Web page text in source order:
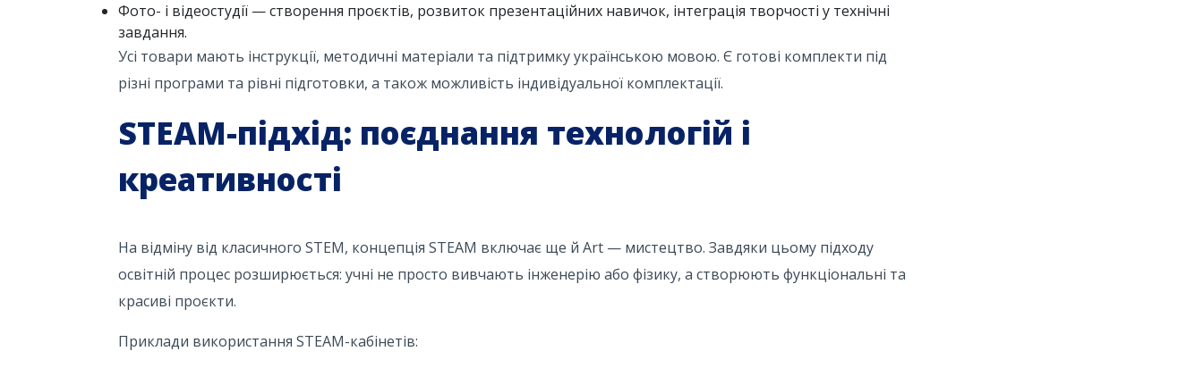
Фото- і відеостудії — створення проєктів, розвиток презентаційних навичок, інтеграція творчості у технічні
завдання.
Усі товари мають інструкції, методичні матеріали та підтримку українською мовою. Є готові комплекти під
різні програми та рівні підготовки, а також можливість індивідуальної комплектації.
STEAM-підхід: поєднання технологій і
креативності
На відміну від класичного STEM, концепція STEAM включає ще й Art — мистецтво. Завдяки цьому підходу
освітній процес розширюється: учні не просто вивчають інженерію або фізику, а створюють функціональні та
красиві проєкти.
Приклади використання STEAM-кабінетів: